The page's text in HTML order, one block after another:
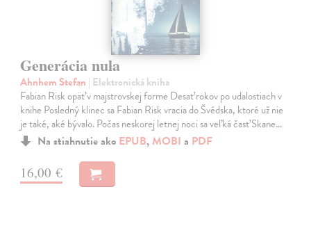
Generácia nula
Ahnhem Stefan | Elektronická kniha
Fabian Risk opäť v majstrovskej forme Desať rokov po udalostiach v
knihe Posledný klinec sa Fabian Risk vracia do Švédska, ktoré už nie
je také, aké bývalo. Počas neskorej letnej noci sa veľká časť Skane…
Na stiahnutie ako EPUB, MOBI a PDF
16,00 €